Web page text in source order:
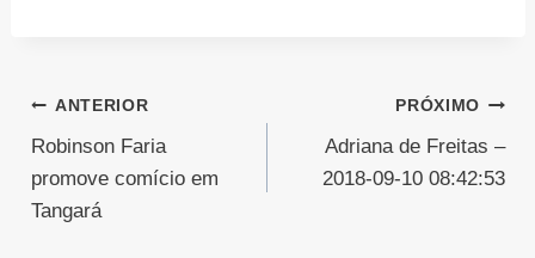
Navegação
de
Post
ANTERIOR
Robinson Faria
promove comício em
Tangará
PRÓXIMO
Adriana de Freitas –
2018-09-10 08:42:53